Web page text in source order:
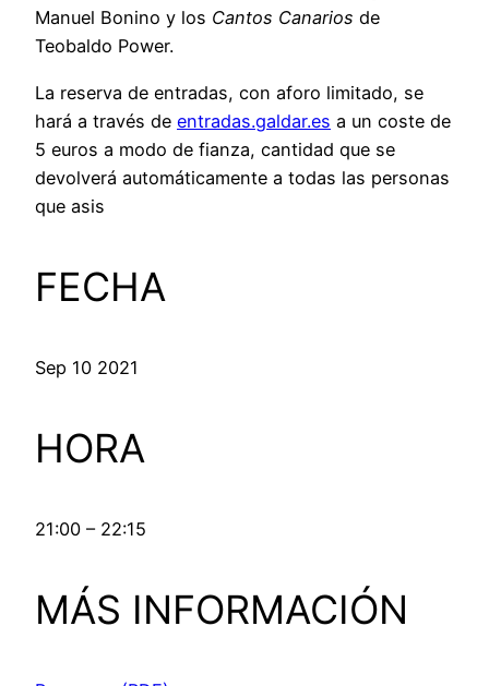
Manuel Bonino y los Cantos Canarios de
Teobaldo Power.
La reserva de entradas, con aforo limitado, se
hará a través de entradas.galdar.es a un coste de
5 euros a modo de fianza, cantidad que se
devolverá automáticamente a todas las personas
que asis
FECHA
Sep 10 2021
HORA
21:00 – 22:15
MÁS INFORMACIÓN